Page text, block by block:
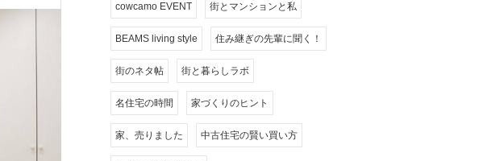
cowcamo EVENT 街とマンションと私
BEAMS living style 住み継ぎの先輩に聞く！
街のネタ帖 街と暮らしラボ
名住宅の時間 家づくりのヒント
家、売りました 中古住宅の賢い買い方